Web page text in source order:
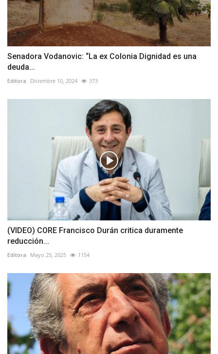
Senadora Vodanovic: “La ex Colonia Dignidad es una
deuda...
Editora Diciembre 10, 2024 373
(VIDEO) CORE Francisco Durán critica duramente
reducción...
Editora Mayo 25, 2025 1154